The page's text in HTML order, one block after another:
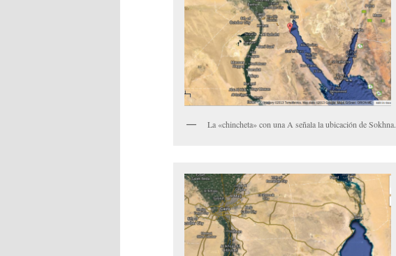
La «chincheta» con una A señala la ubicación de Sokhna.